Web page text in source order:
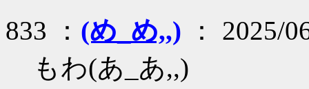
833 ： (め_め,,) ： 2025/
もわ(あ_あ,,)